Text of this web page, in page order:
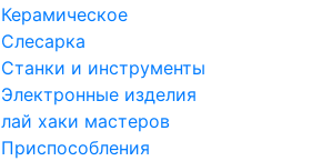
Керамическое
Слесарка
Станки и инструменты
Электронные изделия
лай хаки мастеров
Приспособления